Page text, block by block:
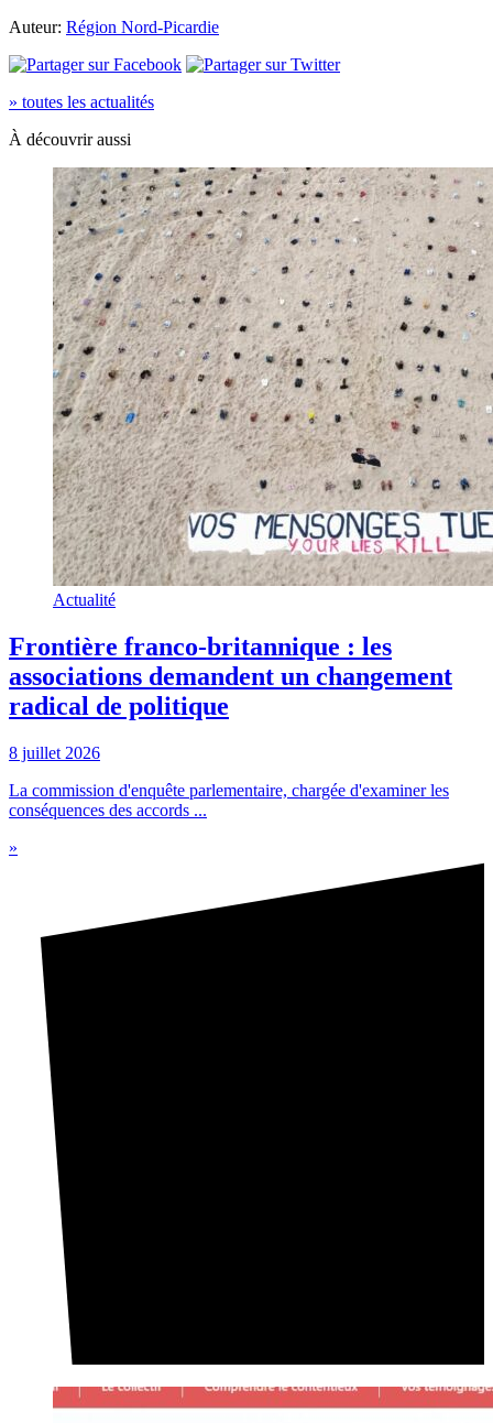
Auteur: Région Nord-Picardie
» toutes les actualités
À découvrir aussi
Actualité
Frontière franco-britannique : les
associations demandent un changement
radical de politique
8 juillet 2026
La commission d'enquête parlementaire, chargée d'examiner les
conséquences des accords ...
»